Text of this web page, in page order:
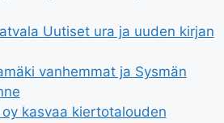
Uutiset ura ja uuden kirjan
vanhemmat ja Sysmän
kasvaa kiertotalouden